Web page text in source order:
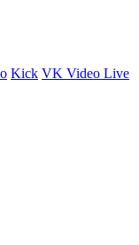
Kick VK Video Live